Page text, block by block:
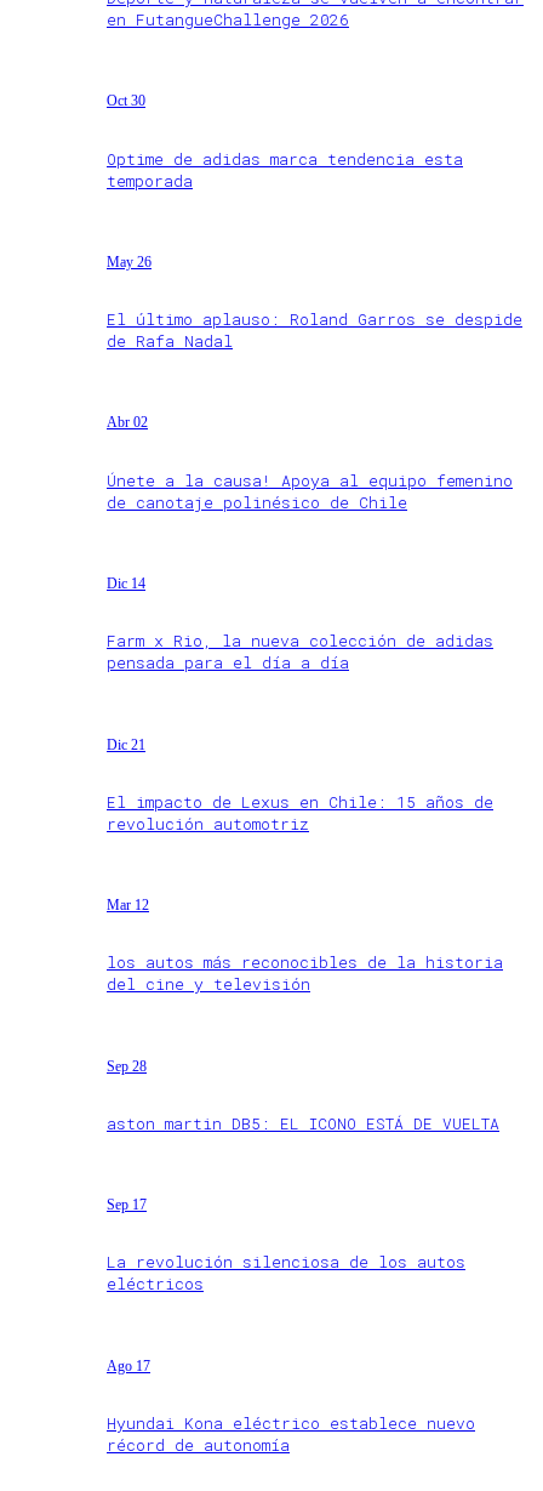
en FutangueChallenge 2026
Oct 30
Optime de adidas marca tendencia esta
temporada
May 26
El último aplauso: Roland Garros se despide
de Rafa Nadal
Abr 02
Únete a la causa! Apoya al equipo femenino
de canotaje polinésico de Chile
Dic 14
Farm x Rio, la nueva colección de adidas
pensada para el día a día
Dic 21
El impacto de Lexus en Chile: 15 años de
revolución automotriz
Mar 12
los autos más reconocibles de la historia
del cine y televisión
Sep 28
aston martin DB5: EL ICONO ESTÁ DE VUELTA
Sep 17
La revolución silenciosa de los autos
eléctricos
Ago 17
Hyundai Kona eléctrico establece nuevo
récord de autonomía